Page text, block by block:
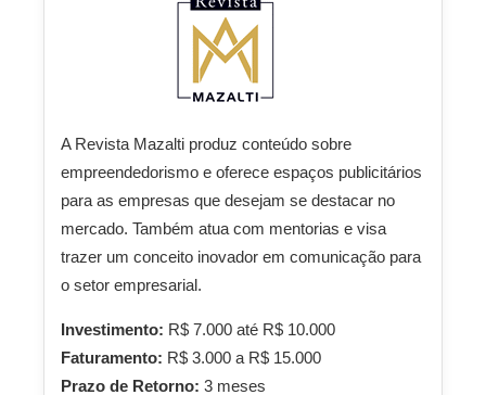
A Revista Mazalti produz conteúdo sobre
empreendedorismo e oferece espaços publicitários
para as empresas que desejam se destacar no
mercado. Também atua com mentorias e visa
trazer um conceito inovador em comunicação para
o setor empresarial.
Investimento: R$ 7.000 até R$ 10.000
Faturamento: R$ 3.000 a R$ 15.000
Prazo de Retorno: 3 meses